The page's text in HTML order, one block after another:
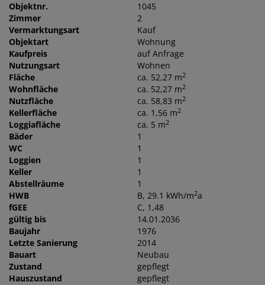
Objektnr.
1045
Zimmer
2
Vermarktungsart
Kauf
Objektart
Wohnung
Kaufpreis
auf Anfrage
Nutzungsart
Wohnen
Fläche
ca. 52,27 m2
Wohnfläche ca. 52,27 m2
Nutzfläche ca. 58,83 m2
Kellerfläche ca. 1,56 m2
Loggiafläche ca. 5 m2
Bäder
1
WC
1
Loggien
1
Keller
1
Abstellräume
1
HWB
B, 29.1 kWh/m2a
fGEE
C, 1,48
gültig bis
14.01.2036
Baujahr
1976
Letzte Sanierung
2014
Bauart
Neubau
Zustand
gepflegt
Hauszustand
gepflegt